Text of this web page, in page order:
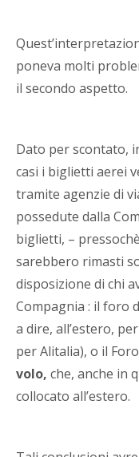
poneva molti
il secondo aspetto.
Dato per scontato,
casi i biglietti aerei
tramite agenzie di
possedute dalla
biglietti, –
sarebbero rimasti
disposizione di chi
Compagnia : il foro
a dire, all’estero,
per Alitalia), o il
volo, che, anche in
collocato all’estero.